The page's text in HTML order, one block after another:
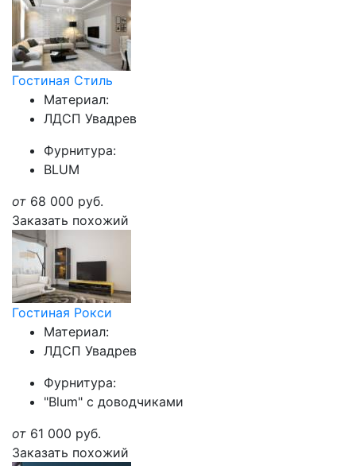
Гостиная Стиль
Материал:
ЛДСП Увадрев
Фурнитура:
BLUM
от 68 000 руб.
Заказать похожий
Гостиная Рокси
Материал:
ЛДСП Увадрев
Фурнитура:
"Blum" с доводчиками
от 61 000 руб.
Заказать похожий